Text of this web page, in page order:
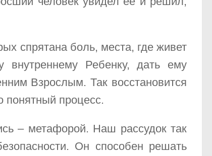
спрятана боль, места, где живет
Ребенку, дать ему
Взрослым. Так восстановится
понятный процесс.
– метафорой. Наш рассудок так
Он способен решать